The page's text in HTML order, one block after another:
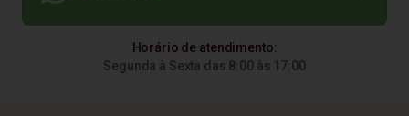
Horário de atendimento:
Segunda à Sexta das 8:00 às 17:00